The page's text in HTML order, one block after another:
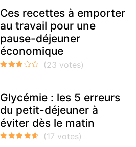
Ces recettes à emporter
au travail pour une
pause-déjeuner
économique
Glycémie : les 5 erreurs
du petit-déjeuner à
éviter dès le matin